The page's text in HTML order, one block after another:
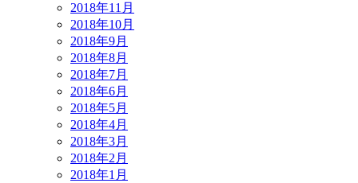
2018年11月
2018年10月
2018年9月
2018年8月
2018年7月
2018年6月
2018年5月
2018年4月
2018年3月
2018年2月
2018年1月